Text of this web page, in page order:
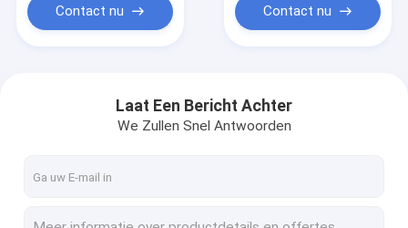
Contact nu Contact nu
Laat Een Bericht Achter
We Zullen Snel Antwoorden